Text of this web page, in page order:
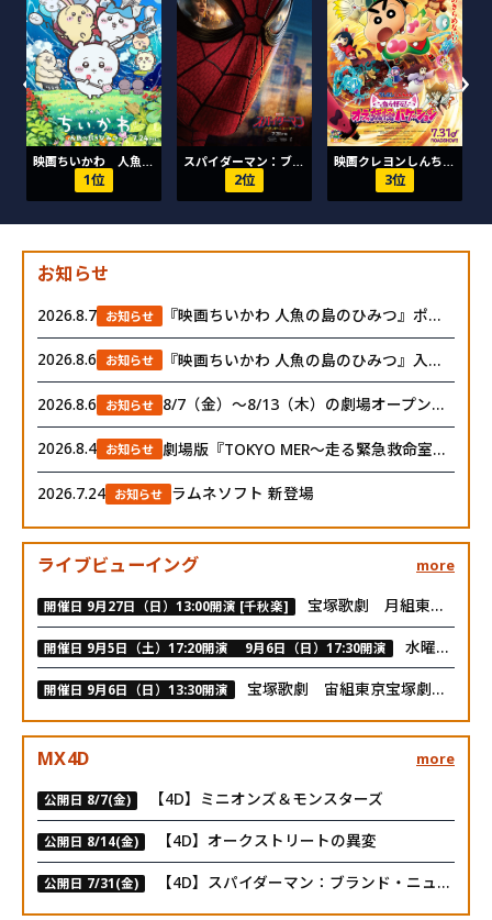
›
映画ちいかわ 人魚の島のひみつ
1位
スパイダーマン：ブランド・ニュー・デイ
2位
映画クレヨンしんちゃん 奇々怪々！オラの妖怪バケ～ション
3位
›
お知らせ
2026.8.7 お知らせ 『映画ちいかわ 人魚の島のひみつ』ポップコーンボックス再販決定
2026.8.6 お知らせ 『映画ちいかわ 人魚の島のひみつ』入場者特典第2弾「ボンボンドロップシール」
2026.8.6 お知らせ 8/7（金）～8/13（木）の劇場オープン時間はAM8:15です
2026.8.4 お知らせ 劇場版『TOKYO MER～走る緊急救命室～CAPITAL CRISIS』 【公開延期のお知らせ】
2026.7.24 お知らせ ラムネソフト 新登場
ライブビューイング more
開催日 9月27日（日）13:00開演 [千秋楽] 宝塚歌劇 月組東急シアターオーブ公演『NINE』ライブ中継
開催日 9月5日（土）17:20開演 9月6日（日）17:30開演 水曜どうでしょう祭UNITE2026 ライブ・ビューイング
開催日 9月6日（日）13:30開演 宝塚歌劇 宙組東京宝塚劇場公演 『黒蜥蜴』『Diamond IMPULSE（ダイヤモンド インパルス）』千秋楽 ライブ中継
MX4D more
公開日 8/7(金) 【4D】ミニオンズ＆モンスターズ
公開日 8/14(金) 【4D】オークストリートの異変
公開日 7/31(金) 【4D】スパイダーマン：ブランド・ニュー・デイ